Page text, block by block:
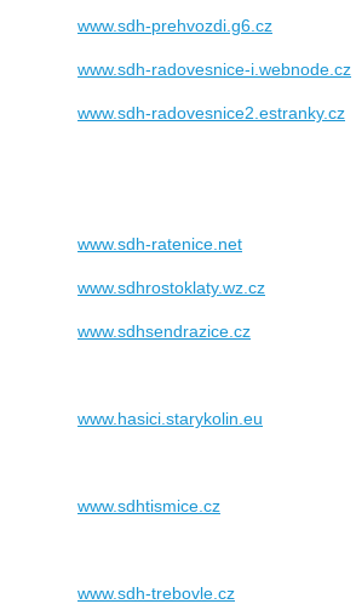
www.sdh-prehvozdi.g6.cz
www.sdh-radovesnice-i.webnode.cz
www.sdh-radovesnice2.estranky.cz
www.sdh-ratenice.net
www.sdhrostoklaty.wz.cz
www.sdhsendrazice.cz
www.hasici.starykolin.eu
www.sdhtismice.cz
www.sdh-trebovle.cz